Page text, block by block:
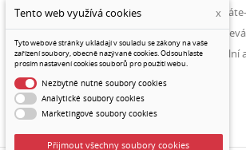
konkrétnímu zákazníkovi.
unikátní šperk sami pro sebe,
Ann jewels budete vždy originální